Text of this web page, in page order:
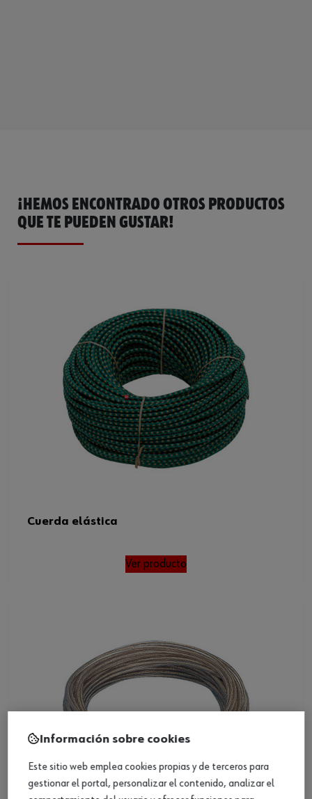
¡HEMOS ENCONTRADO OTROS PRODUCTOS
QUE TE PUEDEN GUSTAR!
Cuerda elástica
Ver producto
Información sobre cookies
Este sitio web emplea cookies propias y de terceros para
gestionar el portal, personalizar el contenido, analizar el